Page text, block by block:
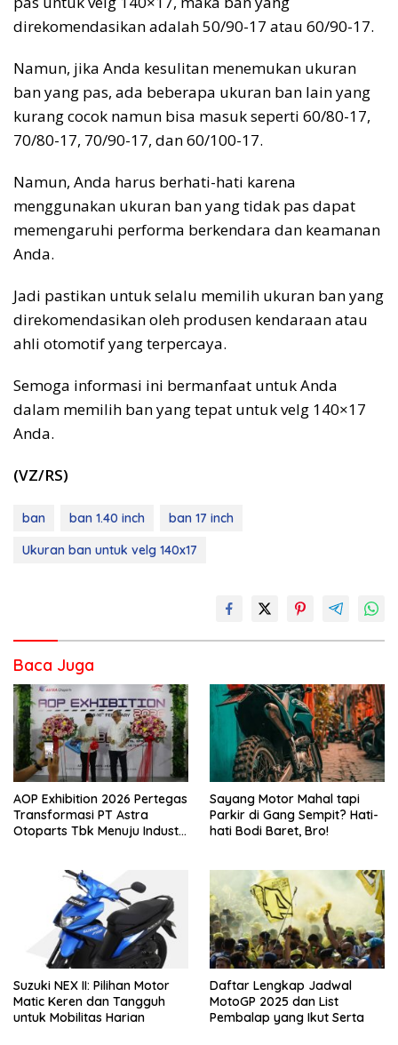
direkomendasikan adalah 50/90-17 atau 60/90-17.
Namun, jika Anda kesulitan menemukan ukuran
ban yang pas, ada beberapa ukuran ban lain yang
kurang cocok namun bisa masuk seperti 60/80-17,
70/80-17, 70/90-17, dan 60/100-17.
Namun, Anda harus berhati-hati karena
menggunakan ukuran ban yang tidak pas dapat
memengaruhi performa berkendara dan keamanan
Anda.
Jadi pastikan untuk selalu memilih ukuran ban yang
direkomendasikan oleh produsen kendaraan atau
ahli otomotif yang terpercaya.
Semoga informasi ini bermanfaat untuk Anda
dalam memilih ban yang tepat untuk velg 140×17
Anda.
(VZ/RS)
ban ban 1.40 inch
ban 17 inch
Ukuran ban untuk velg 140x17
Baca Juga
AOP Exhibition 2026 Pertegas
Transformasi PT Astra
Otoparts Tbk Menuju Industri
Sayang Motor Mahal tapi
Parkir di Gang Sempit? Hati-
hati Bodi Baret, Bro!
Suzuki NEX II: Pilihan Motor
Matic Keren dan Tangguh
untuk Mobilitas Harian
Daftar Lengkap Jadwal
MotoGP 2025 dan List
Pembalap yang Ikut Serta